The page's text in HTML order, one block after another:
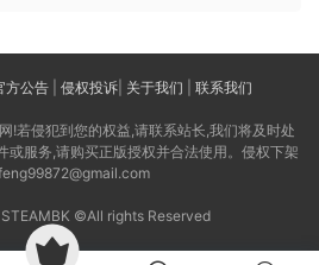
方公告| 侵权投诉| 关于我们 联系我们
!若侵犯到您的权益,请联系站长,我们将及时处
或服务,请购买正版授权并合法使用。侵权下架
©All rights Reserved